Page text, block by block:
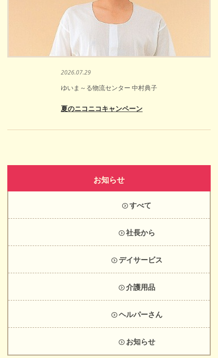
お知らせ
すべて
社長から
デイサービス
介護用品
ヘルパーさん
お知らせ
2026.07.29
ゆいま～る物流センター 中村典子
夏のニコニコキャンペーン